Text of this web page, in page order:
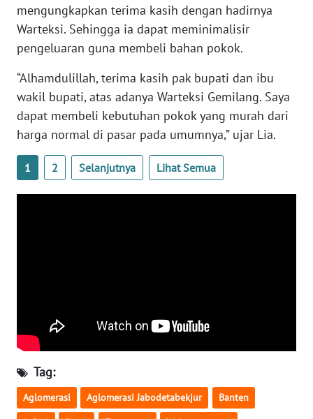
mengungkapkan terima kasih dengan hadirnya
Warteksi. Sehingga ia dapat meminimalisir
pengeluaran guna membeli bahan pokok.
“Alhamdulillah, terima kasih pak bupati dan ibu
wakil bupati, atas adanya Warteksi Gemilang. Saya
dapat membeli kebutuhan pokok yang murah dari
harga normal di pasar pada umumnya,” ujar Lia.
1 2 Selanjutnya Lihat Semua
Tag:
Aglomerasi Aglomerasi Jabodetabekjur Banten
WN
SULBAR
BABEL
WN
SUMSEL
JATENG
WN
NUSANTARA